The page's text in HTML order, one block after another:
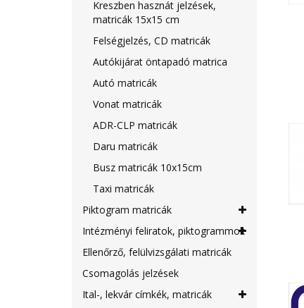
Kreszben hasznát jelzések,
matricák 15x15 cm
Felségjelzés, CD matricák
Autókijárat öntapadó matrica
Autó matricák
Vonat matricák
ADR-CLP matricák
Daru matricák
Busz matricák 10x15cm
Taxi matricák
Piktogram matricák
Intézményi feliratok, piktogrammok
Ellenőrző, felülvizsgálati matricák
Csomagolás jelzések
Ital-, lekvár címkék, matricák